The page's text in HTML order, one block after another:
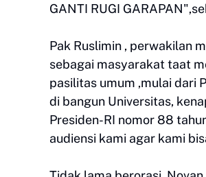
GANTI RUGI
Pak Ruslimin , perwakilan
sebagai masyarakat taat
pasilitas umum ,mulai dari
di bangun Universitas,
Presiden-RI nomor 88
audiensi kami agar kami